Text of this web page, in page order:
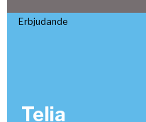
Erbjudande
Telia